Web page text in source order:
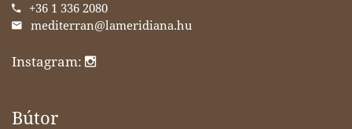
+36 1 336 2080
mediterran@lameridiana.hu
Instagram:
Bútor